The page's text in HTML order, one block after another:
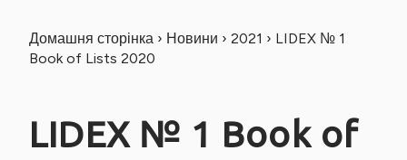
Домашня сторінка › Новини › 2021 › LIDEX № 1
Book of Lists 2020
LIDEX № 1 Book of